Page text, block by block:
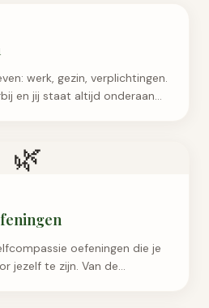
werk, gezin, verplichtingen.
en jij staat altijd onderaan
🌿
oefeningen die je
jezelf te zijn. Van de